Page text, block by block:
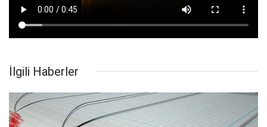
İlgili Haberler